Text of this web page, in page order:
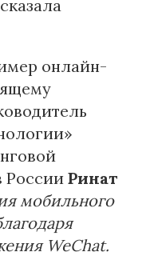
сказала
онлайн-
России Ринат
мобильного
WeChat.